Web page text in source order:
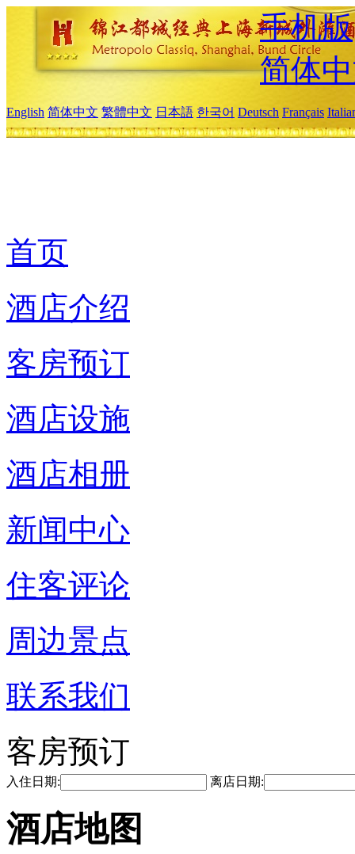
手机版
简体
English 简体中文 繁體中文 日本語 한국어 Deutsch Français
首页
酒店介绍
客房预订
酒店设施
酒店相册
新闻中心
住客评论
周边景点
联系我们
客房预订
入住日期: 离店日期:
酒店地图